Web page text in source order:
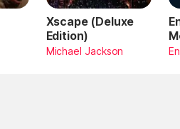
Xscape (Deluxe
Edition)
Michael Jackson